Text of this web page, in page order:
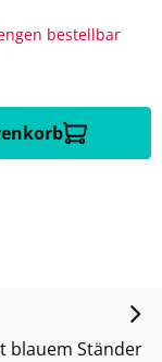
bestellbar
blauem Ständer